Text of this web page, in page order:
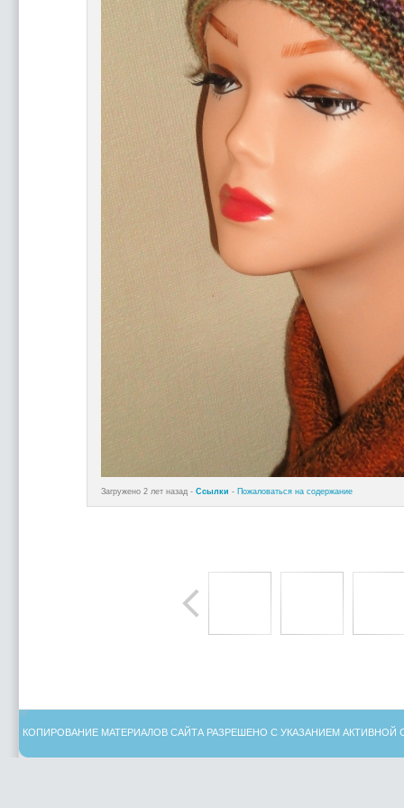
Загружено 2 лет назад - Ссылки - Пожаловаться на содержание
КОПИРОВАНИЕ МАТЕРИАЛОВ САЙТА РАЗРЕШЕНО С УКАЗАНИЕМ АКТИВНОЙ